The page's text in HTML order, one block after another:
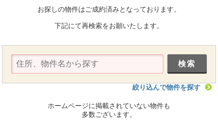
お探しの物件はご成約済みとなっております。
下記にて再検索をお願いたします。
絞り込んで物件を探す
ホームページに掲載されていない物件も
多数ございます。